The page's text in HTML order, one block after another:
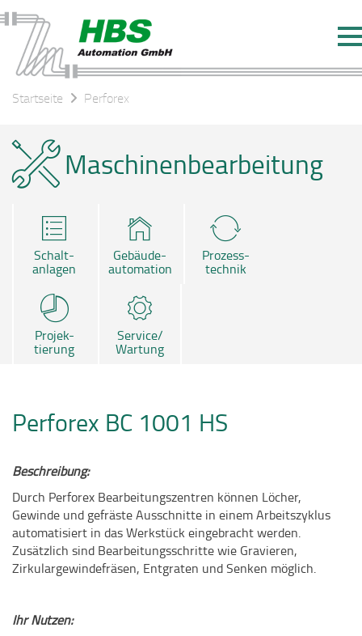
Startseite Perforex
Maschinenbearbeitung
Schalt-
anlagen
Gebäude-
automation
Prozess-
technik
Projek-
tierung
Service/
Wartung
Perforex BC 1001 HS
Beschreibung:
Durch Perforex Bearbeitungszentren können Löcher,
Gewinde und gefräste Ausschnitte in einem Arbeitszyklus
automatisiert in das Werkstück eingebracht werden.
Zusätzlich sind Bearbeitungsschritte wie Gravieren,
Zirkulargewindefräsen, Entgraten und Senken möglich.
Ihr Nutzen: